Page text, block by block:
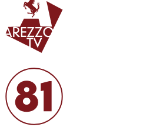
Martedì, 04 Agosto 2026
in Toscana: Lamma: "luglio è stato il più
ultimi secoli"
di Avis e Giani: “Anche d'estate donare è
salva la vita”
Lunedì, 03 Agosto 2026